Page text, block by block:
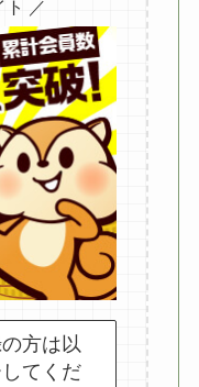
ト ／
方は以
てくだ